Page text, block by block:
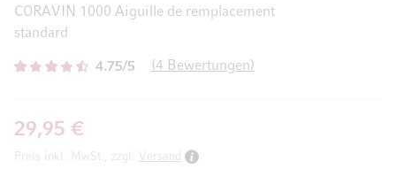
4.75/5 4 Bewertungen
CORAVIN 1000 Aiguille de remplacement
standard
29,95 €
Preis inkl. MwSt., zzgl. Versand